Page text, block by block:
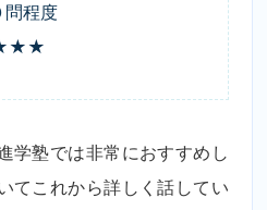
程度
学塾では非常におすすめし
てこれから詳しく話してい